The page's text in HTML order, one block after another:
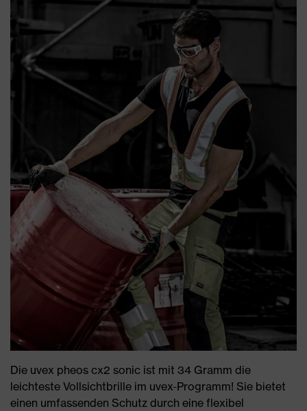
Die uvex pheos cx2 sonic ist mit 34 Gramm die
leichteste Vollsichtbrille im uvex-Programm! Sie bietet
einen umfassenden Schutz durch eine flexibel